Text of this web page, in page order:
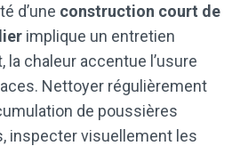
d’une construction court de
implique un entretien
la chaleur accentue l’usure
Nettoyer régulièrement
de poussières
inspecter visuellement les